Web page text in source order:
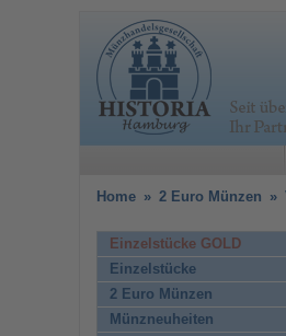
Home » 2 Euro Münzen »
Einzelstücke GOLD
Einzelstücke
2 Euro Münzen
Münzneuheiten